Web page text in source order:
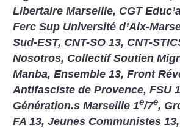
Libertaire Marseille, CGT
Ferc Sup Université d’Aix-
Sud-EST, CNT-SO 13, CNT-
Nosotros, Collectif Soutien
Manba, Ensemble 13, Front
Antifasciste de Provence, FSU
Génération.s Marseille 1e/7e,
FA 13, Jeunes Communistes